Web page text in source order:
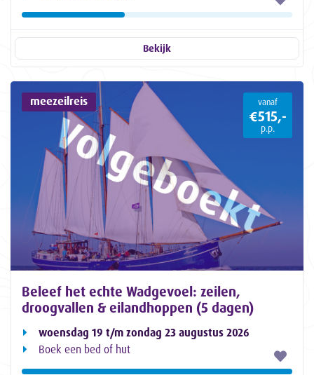
Bekijk
meezeilreis vanaf
€515,-
p.p.
Beleef het echte Wadgevoel: zeilen,
droogvallen & eilandhoppen (5 dagen)
woensdag 19 t/m zondag 23 augustus 2026
Boek een bed of hut